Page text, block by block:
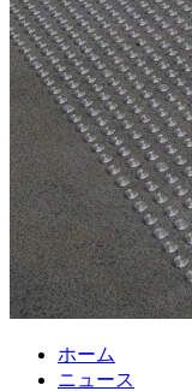
ホーム
ニュース